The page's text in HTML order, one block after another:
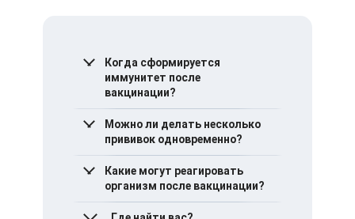
Когда сформируется
иммунитет после
вакцинации?
Это зависит от вакцины и
особенностей организма
каждого человека.
Обычно это срок от
нескольких дней до
нескольких недель после
завершения курса
Можно ли делать несколько
прививок одновременно?
Да, некоторые вакцины
разрешено комбинировать.
Однако это обязательно
следует обсудить с врачом.
Какие могут реагировать
организм после вакцинации?